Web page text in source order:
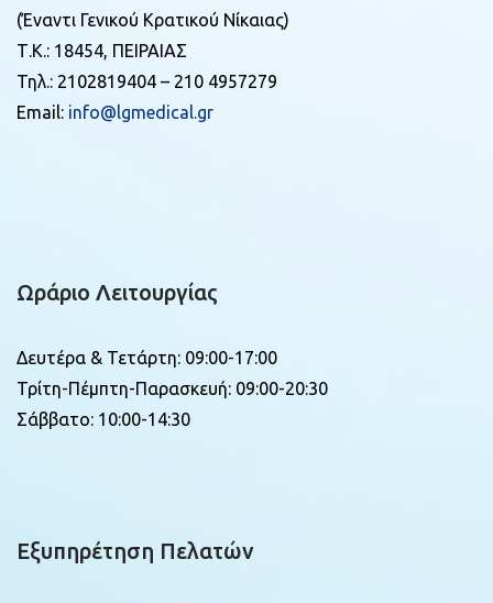
(Έναντι Γενικού Κρατικού Νίκαιας)
Τ.Κ.: 18454, ΠΕΙΡΑΙΑΣ
Τηλ.: 2102819404 – 210 4957279
Email: info@lgmedical.gr
Ωράριο Λειτουργίας
Δευτέρα & Τετάρτη: 09:00-17:00
Τρίτη-Πέμπτη-Παρασκευή: 09:00-20:30
Σάββατο: 10:00-14:30
Εξυπηρέτηση Πελατών